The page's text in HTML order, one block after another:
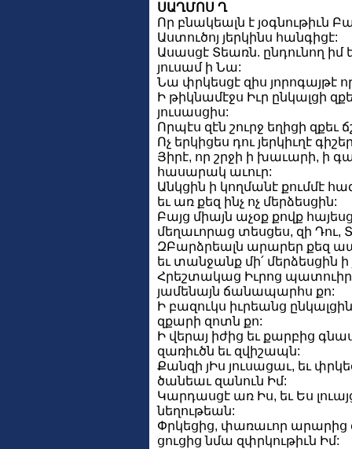
ՍԱՂՄՈՍ Ղ
Որ բնակեալն է յօգնութիւն
Աստուծոյ յերկինս հանգիցէ:
Ասասցէ Տեառն. ընդունող իմ
յուսամ ի Նա:
Նա փրկեսցէ զիս յորոգայթէ
Ի թիկնամէջս Իւր ընկալցի
յուսասցիս:
Որպէս զէն շուրջ եղիցի
Ոչ երկիցես դու յերկիւղէ
Յիրէ, որ շրջի ի խաւարի, ի
հասարակ աւուր:
Անկցին ի կողմանէ քումմէ
եւ առ քեզ ինչ ոչ մերձեսցին:
Բայց միայն աչօք քովք
մեղաւորաց տեսցես, զի Դու,
ԶԲարձրեալն արարեր քեզ
եւ տանջանք մի՛ մերձեսցին ի
Հրեշտակաց Իւրոց
յամենայն ճանապարհս քո:
Ի բազուկս իւրեանց
զքարի զոտն քո:
Ի վերայ իժից եւ քարբից
զառիւծն եւ զվիշապն:
Քանզի յԻս յուսացաւ, եւ
ծանեաւ զանուն Իմ:
Կարդասցէ առ Իս, եւ Ես
նեղութեան:
Փրկեցից, փառաւոր արարից
ցուցից նմա զփրկութիւն Իմ: